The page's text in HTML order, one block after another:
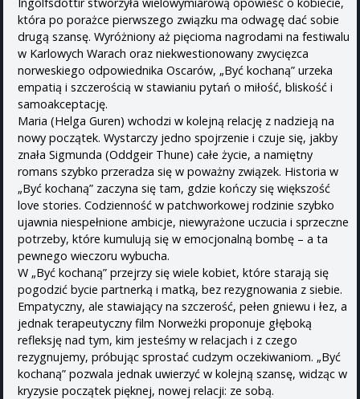
która po porażce pierwszego związku ma odwagę dać sobie
drugą szansę. Wyróżniony aż pięcioma nagrodami na festiwalu
w Karlowych Warach oraz niekwestionowany zwycięzca
norweskiego odpowiednika Oscarów, „Być kochaną” urzeka
empatią i szczerością w stawianiu pytań o miłość, bliskość i
samoakceptację.
Maria (Helga Guren) wchodzi w kolejną relację z nadzieją na
nowy początek. Wystarczy jedno spojrzenie i czuje się, jakby
znała Sigmunda (Oddgeir Thune) całe życie, a namiętny
romans szybko przeradza się w poważny związek. Historia w
„Być kochaną” zaczyna się tam, gdzie kończy się większość
love stories. Codzienność w patchworkowej rodzinie szybko
ujawnia niespełnione ambicje, niewyrażone uczucia i sprzeczne
potrzeby, które kumulują się w emocjonalną bombę – a ta
pewnego wieczoru wybucha.
W „Być kochaną” przejrzy się wiele kobiet, które starają się
pogodzić bycie partnerką i matką, bez rezygnowania z siebie.
Empatyczny, ale stawiający na szczerość, pełen gniewu i łez, a
jednak terapeutyczny film Norweżki proponuje głęboką
refleksję nad tym, kim jesteśmy w relacjach i z czego
rezygnujemy, próbując sprostać cudzym oczekiwaniom. „Być
kochaną” pozwala jednak uwierzyć w kolejną szansę, widząc w
kryzysie początek pięknej, nowej relacji: ze sobą.